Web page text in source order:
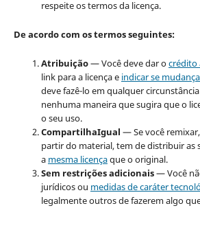
respeite os termos da licença.
De acordo com os termos seguintes:
Atribuição— Você deve dar ocrédito
link para a licença e indicar se
deve fazê-lo em qualquer
nenhuma maneira que sugira que o
o seu uso.
CompartilhaIgual — Se você
partir do material, tem de distribuir as
a mesma licençaque o original.
Sem restrições adicionais— Você
jurídicos ou medidas de caráter
legalmente outros de fazerem algo